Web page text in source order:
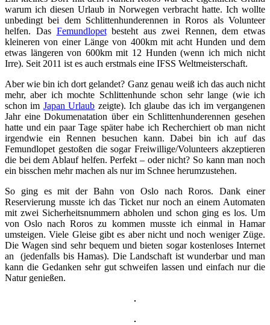
warum ich diesen Urlaub in Norwegen verbracht hatte. Ich wollte
unbedingt bei dem Schlittenhunderennen in Roros als Volunteer
helfen. Das Femundlopetbesteht aus zwei Rennen, dem etwas
kleineren von einer Länge von 400km mit acht Hunden und dem
etwas längeren von 600km mit 12 Hunden (wenn ich mich nicht
Irre). Seit 2011 ist es auch erstmals eine IFSS Weltmeisterschaft.
Aber wie bin ich dort gelandet? Ganz genau weiß ich das auch nicht
mehr, aber ich mochte Schlittenhunde schon sehr lange (wie ich
schon im Japan Urlaub zeigte). Ich glaube das ich im vergangenen
Jahr eine Dokumenatation über ein Schlittenhunderennen gesehen
hatte und ein paar Tage später habe ich Recherchiert ob man nicht
irgendwie ein Rennen besuchen kann. Dabei bin ich auf das
Femundlopet gestoßen die sogar Freiwillige/Volunteers akzeptieren
die bei dem Ablauf helfen. Perfekt – oder nicht? So kann man noch
ein bisschen mehr machen als nur im Schnee herumzustehen.
So ging es mit der Bahn von Oslo nach Roros. Dank einer
Reservierung musste ich das Ticket nur noch an einem Automaten
mit zwei Sicherheitsnummern abholen und schon ging es los. Um
von Oslo nach Roros zu kommen musste ich einmal in Hamar
umsteigen. Viele Gleise gibt es aber nicht und noch weniger Züge.
Die Wagen sind sehr bequem und bieten sogar kostenloses Internet
an (jedenfalls bis Hamas). Die Landschaft ist wunderbar und man
kann die Gedanken sehr gut schweifen lassen und einfach nur die
Natur genießen.